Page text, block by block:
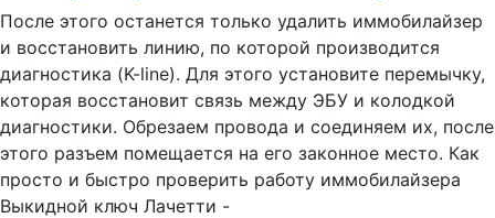
После этого останется только удалить иммобилайзер
и восстановить линию, по которой производится
диагностика (K-line). Для этого установите перемычку,
которая восстановит связь между ЭБУ и колодкой
диагностики. Обрезаем провода и соединяем их, после
этого разъем помещается на его законное место. Как
просто и быстро проверить работу иммобилайзера
Выкидной ключ Лачетти -